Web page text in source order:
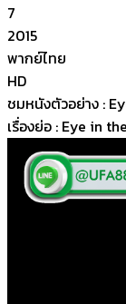
7
2015
พากย์ไทย
HD
ชมหนังตัวอย่าง :
เรื่องย่อ : Eye in